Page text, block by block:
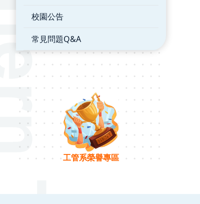
校園公告
常見問題Q&A
工管系榮譽專區